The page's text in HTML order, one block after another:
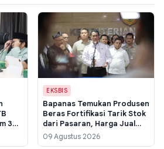
3
EKSBIS
Bapanas Temukan Produsen
Beras Fortifikasi Tarik Stok
dari Pasaran, Harga Jual
Capai Rp 42 Ribu per Kg
09 Agustus 2026